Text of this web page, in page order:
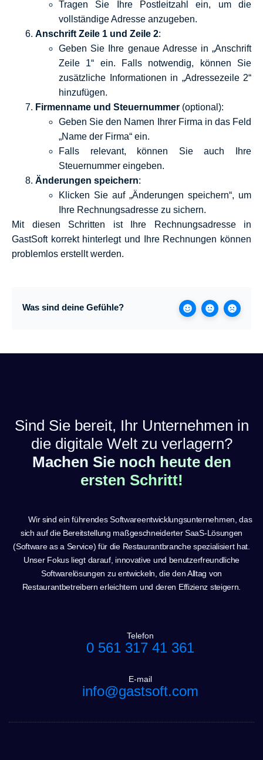
Tragen Sie Ihre Postleitzahl ein, um die
vollständige Adresse anzugeben.
Anschrift Zeile 1 und Zeile 2:
Geben Sie Ihre genaue Adresse in „Anschrift
Zeile 1“ ein. Falls notwendig, können Sie
zusätzliche Informationen in „Adressezeile 2“
hinzufügen.
Firmenname und Steuernummer (optional):
Geben Sie den Namen Ihrer Firma in das Feld
„Name der Firma“ ein.
Falls relevant, können Sie auch Ihre
Steuernummer eingeben.
Änderungen speichern:
Klicken Sie auf „Änderungen speichern“, um
Ihre Rechnungsadresse zu sichern.
Mit diesen Schritten ist Ihre Rechnungsadresse in
GastSoft korrekt hinterlegt und Ihre Rechnungen können
problemlos erstellt werden.
Was sind deine Gefühle?
Sind Sie bereit, Ihr Unternehmen in
die digitale Welt zu verlagern?
Machen Sie noch heute den
ersten Schritt!
Wir sind ein führendes Softwareentwicklungsunternehmen, das
sich auf die Bereitstellung maßgeschneiderter SaaS-Lösungen
(Software as a Service) für die Restaurantbranche spezialisiert hat.
Unser Fokus liegt darauf, innovative und benutzerfreundliche
Softwarelösungen zu entwickeln, die den Alltag von
Restaurantbetreibern erleichtern und deren Effizienz steigern.
Telefon
0 561 317 41 361
E-mail
info@gastsoft.com